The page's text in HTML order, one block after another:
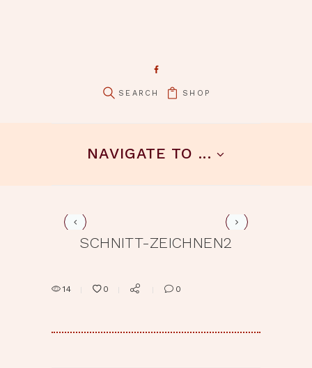
SHOP
NAVIGATE TO ...
proportionen
SCHNITT-ZEICHNEN2
14 0 0